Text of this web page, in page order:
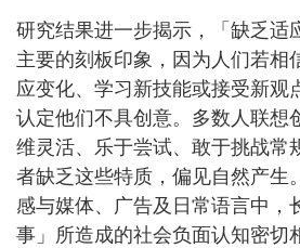
研究结果进一步揭示，「缺乏适
主要的刻板印象，因为人们若相
应变化、学习新技能或接受新观
认定他们不具创意。多数人联想
维灵活、乐于尝试、敢于挑战常
者缺乏这些特质，偏见自然产生
感与媒体、广告及日常语言中，
事」所造成的社会负面认知密切